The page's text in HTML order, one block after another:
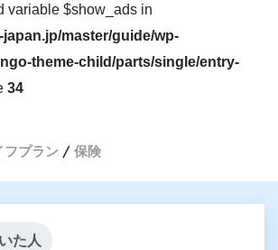
variable $show_ads in
master/guide/wp-
theme-child/parts/single/entry-
34
フプラン 保険
た人